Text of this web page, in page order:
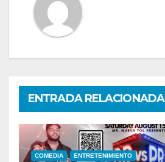
ENTRADA RELACIONADA
COMEDIA ENTRETENIMIENTO